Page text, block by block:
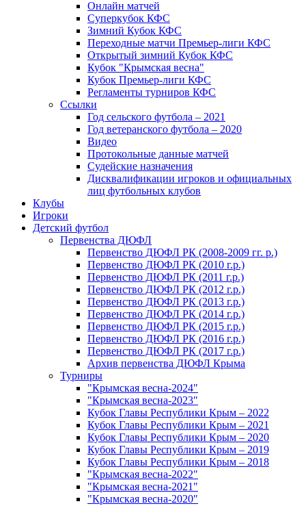
Онлайн матчей
Суперкубок КФС
Зимний Кубок КФС
Переходные матчи Премьер-лиги КФС
Открытый зимний Кубок КФС
Кубок "Крымская весна"
Кубок Премьер-лиги КФС
Регламенты турниров КФС
Ссылки
Год сельского футбола – 2021
Год ветеранского футбола – 2020
Видео
Протокольные данные матчей
Судейские назначения
Дисквалификации игроков и официальных
лиц футбольных клубов
Клубы
Игроки
Детский футбол
Первенства ДЮФЛ
Первенство ДЮФЛ РК (2008-2009 гг. р.)
Первенство ДЮФЛ РК (2010 г.р.)
Первенство ДЮФЛ РК (2011 г.р.)
Первенство ДЮФЛ РК (2012 г.р.)
Первенство ДЮФЛ РК (2013 г.р.)
Первенство ДЮФЛ РК (2014 г.р.)
Первенство ДЮФЛ РК (2015 г.р.)
Первенство ДЮФЛ РК (2016 г.р.)
Первенство ДЮФЛ РК (2017 г.р.)
Архив первенства ДЮФЛ Крыма
Турниры
"Крымская весна-2024"
"Крымская весна-2023"
Кубок Главы Республики Крым – 2022
Кубок Главы Республики Крым – 2021
Кубок Главы Республики Крым – 2020
Кубок Главы Республики Крым – 2019
Кубок Главы Республики Крым – 2018
"Крымская весна-2022"
"Крымская весна-2021"
"Крымская весна-2020"